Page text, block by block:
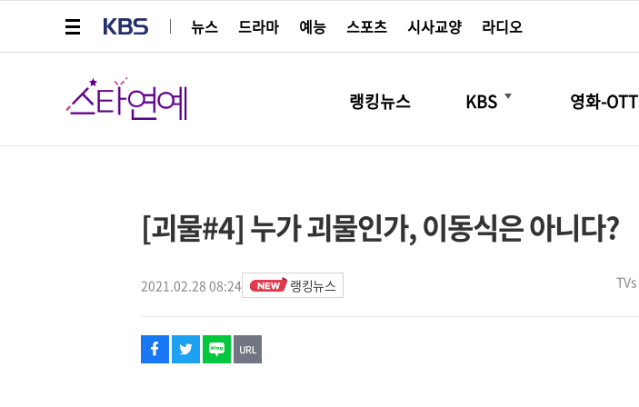
뉴스
드라마 예능 스포츠 시사교양 라디오
스타연예
랭킹뉴스 KBS
더보기
영화-OTT
더보기
[괴물#4] 누가 괴물인가, 이동식은 아니다?
2021.02.28 08:24 랭킹뉴스 TVs
페이스북
트위터
네이버
URL복사
글씨 작게보기
글씨 크게보기
해시태그